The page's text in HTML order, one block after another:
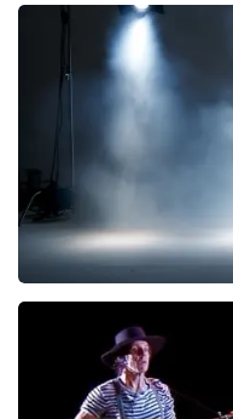
40 45 De Musical
laatste 30 minuten
BESTEL NU
172laatste 30 minuten
BESTEL NU